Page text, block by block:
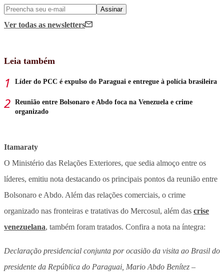
Assinar
Ver todas as newsletters
Leia também
Líder do PCC é expulso do Paraguai e entregue à polícia brasileira
Reunião entre Bolsonaro e Abdo foca na Venezuela e crime
organizado
Itamaraty
O Ministério das Relações Exteriores, que sedia almoço entre os
líderes, emitiu nota destacando os principais pontos da reunião entre
Bolsonaro e Abdo. Além das relações comerciais, o crime
organizado nas fronteiras e tratativas do Mercosul, além das crise
venezuelana, também foram tratados. Confira a nota na íntegra:
Declaração presidencial conjunta por ocasião da visita ao Brasil do
presidente da República do Paraguai, Mario Abdo Benítez –